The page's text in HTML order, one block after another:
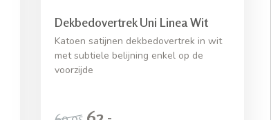
Dekbedovertrek Uni Linea Wit
Katoen satijnen dekbedovertrek in wit
met subtiele belijning enkel op de
voorzijde